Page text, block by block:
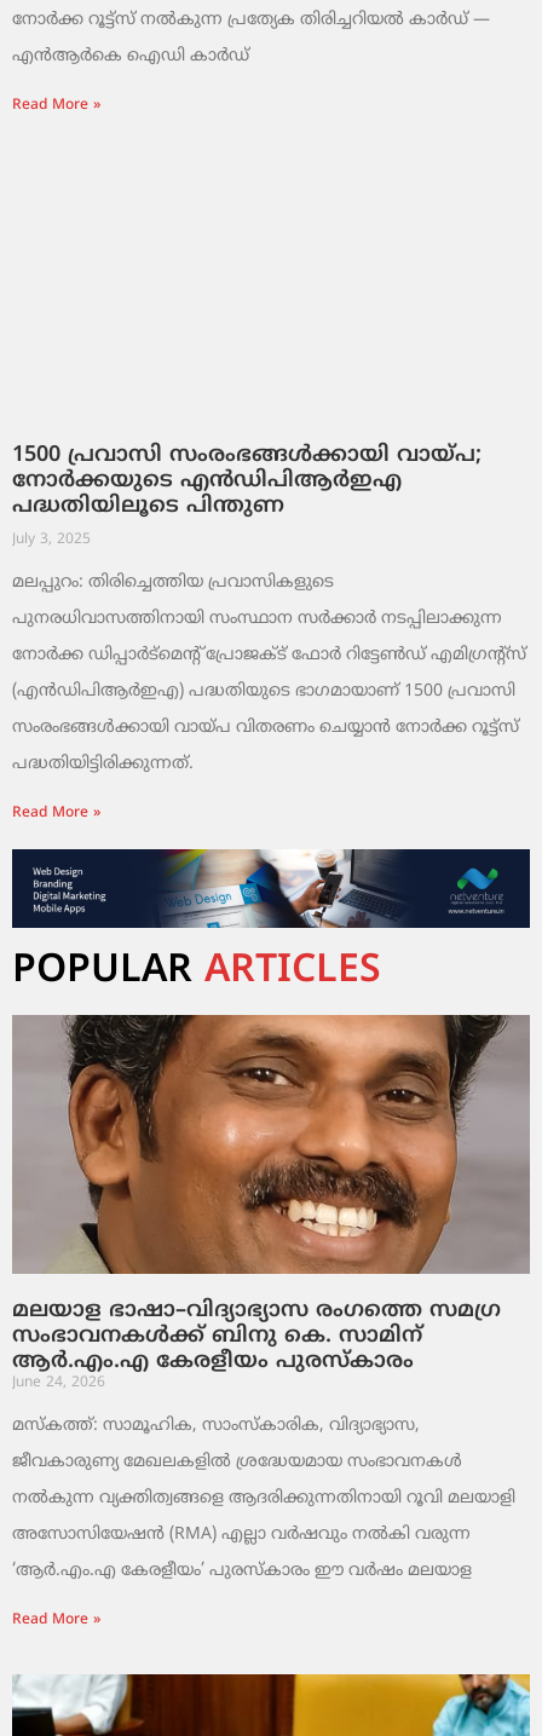
നോർക്ക റൂട്ട്സ് നൽകുന്ന പ്രത്യേക തിരിച്ചറിയൽ കാർഡ് —
എൻആർകെ ഐഡി കാർഡ്
Read More »
1500 പ്രവാസി സംരംഭങ്ങൾക്കായി വായ്പ;
നോർക്കയുടെ എൻഡിപിആർഇഎ
പദ്ധതിയിലൂടെ പിന്തുണ
July 3, 2025
മലപ്പുറം: തിരിച്ചെത്തിയ പ്രവാസികളുടെ
പുനരധിവാസത്തിനായി സംസ്ഥാന സർക്കാർ നടപ്പിലാക്കുന്ന
നോർക്ക ഡിപ്പാർട്മെന്റ് പ്രോജക്ട് ഫോർ റിട്ടേൺഡ് എമിഗ്രന്റ്‌സ്
(എൻഡിപിആർഇഎ) പദ്ധതിയുടെ ഭാഗമായാണ് 1500 പ്രവാസി
സംരംഭങ്ങൾക്കായി വായ്പ വിതരണം ചെയ്യാൻ നോർക്ക റൂട്ട്സ്
പദ്ധതിയിട്ടിരിക്കുന്നത്.
Read More »
POPULAR ARTICLES
മലയാള ഭാഷാ–വിദ്യാഭ്യാസ രംഗത്തെ സമഗ്ര
സംഭാവനകൾക്ക് ബിനു കെ. സാമിന്
ആർ.എം.എ കേരളീയം പുരസ്‌കാരം
June 24, 2026
മസ്കത്ത്: സാമൂഹിക, സാംസ്‌കാരിക, വിദ്യാഭ്യാസ,
ജീവകാരുണ്യ മേഖലകളിൽ ശ്രദ്ധേയമായ സംഭാവനകൾ
നൽകുന്ന വ്യക്തിത്വങ്ങളെ ആദരിക്കുന്നതിനായി റൂവി മലയാളി
അസോസിയേഷൻ (RMA) എല്ലാ വർഷവും നൽകി വരുന്ന
‘ആർ.എം.എ കേരളീയം’ പുരസ്‌കാരം ഈ വർഷം മലയാള
Read More »